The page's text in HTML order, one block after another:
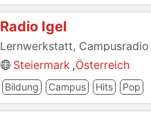
Radio Igel
Lernwerkstatt,
Steiermark ,Österreich
Bildung Campus Hits Pop